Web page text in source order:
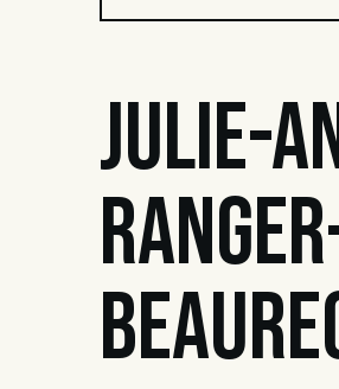
Julie-